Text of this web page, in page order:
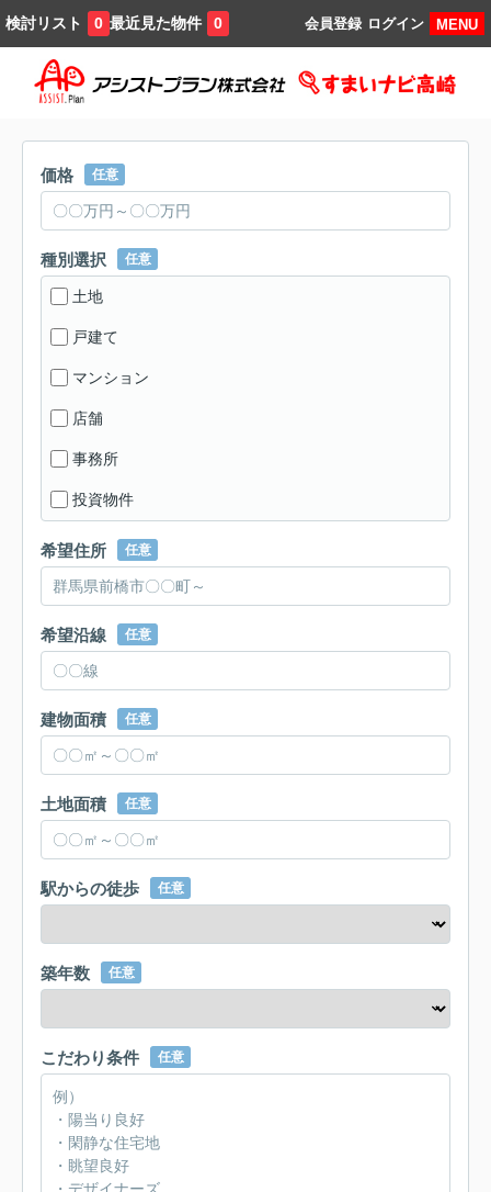
検討リスト 0 最近見た物件 0 MENU
ログイン
会員登録
価格 任意
種別選択 任意
土地
戸建て
マンション
店舗
事務所
投資物件
希望住所 任意
希望沿線 任意
建物面積 任意
土地面積 任意
駅からの徒歩 任意
築年数 任意
こだわり条件 任意